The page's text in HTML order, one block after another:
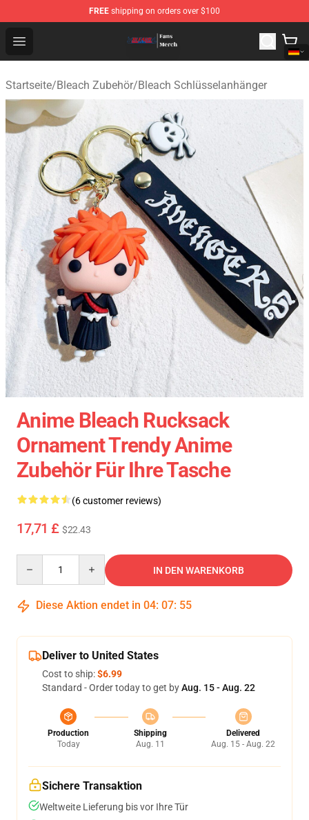
FREE shipping on orders over $100
Open menu
Bleach Store - Official Bleach Merchandise Shop
Startseite/Bleach Zubehör/Bleach Schlüsselanhänger
Anime Bleach Rucksack
Ornament Trendy Anime
Zubehör Für Ihre Tasche
(6 customer reviews)
17,71 £ $22.43
IN DEN WARENKORB
Diese Aktion endet in 04: 07: 54
Deliver to United States
Cost to ship:$6.99
Standard - Order today to get byAug. 15 - Aug. 22
Production
Today
Shipping
Aug. 11
Delivered
Aug. 15 - Aug. 22
Sichere Transaktion
Weltweite Lieferung bis vor Ihre Tür